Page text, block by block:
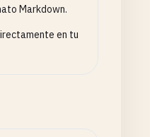
Markdown.
en tu